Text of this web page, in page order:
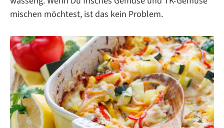
mischen möchtest, ist das kein Problem.